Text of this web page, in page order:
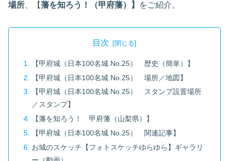
場所 、【藩を知ろう！（甲府藩）】 をご紹介。
目次
【甲府城（日本100名城 No.25） 歴史（簡単）】
【甲府城（日本100名城 No.25） 場所／地図】
【甲府城（日本100名城 No.25） スタンプ設置場所
／スタンプ】
【藩を知ろう！ 甲府藩（山梨県）】
【甲府城（日本100名城 No.25） 関連記事】
お城のスケッチ【フォトスケッチゆらゆら】ギャラリ